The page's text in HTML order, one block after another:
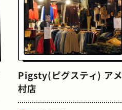
Pigsty(ピグスティ) アメ
村店